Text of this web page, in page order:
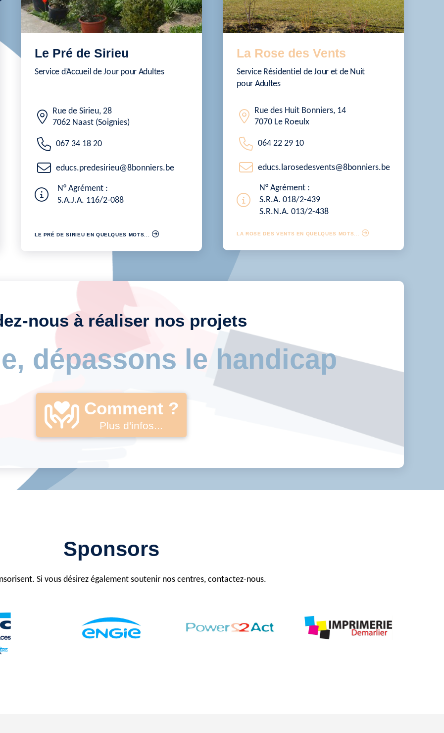
Le Pré de Sirieu
Service d’Accueil de Jour pour Adultes
Rue de Sirieu, 28
7062 Naast (Soignies)
067 34 18 20
educs.predesirieu@8bonniers.be
N° Agrément :
S.A.J.A. 116/2-088
LE PRÉ DE SIRIEU EN QUELQUES MOTS...
La Rose des Vents
Service Résidentiel de Jour et de Nuit
pour Adultes
Rue des Huit Bonniers, 14
7070 Le Roeulx
064 22 29 10
educs.larosedesvents@8bonniers.be
N° Agrément :
S.R.A. 018/2-439
S.R.N.A. 013/2-438
LA ROSE DES VENTS EN QUELQUES MOTS...
nous à réaliser nos projets
dépassons le handicap
Comment ?
Plus d'infos...
Sponsors
Si vous désirez également soutenir nos centres, contactez-nous.